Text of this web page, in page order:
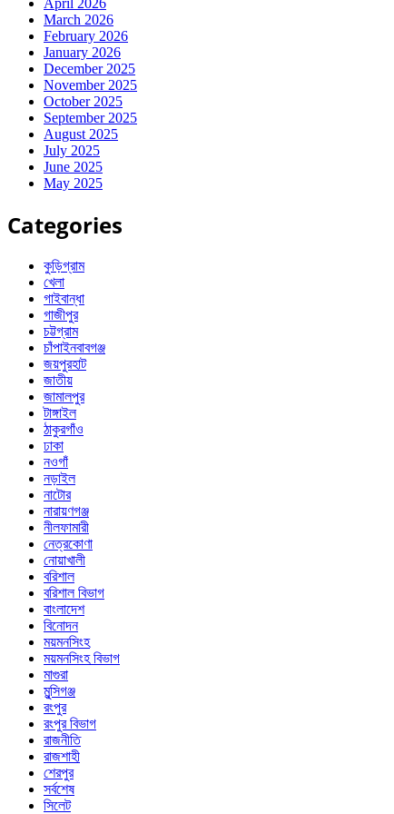
March 2026
February 2026
January 2026
December 2025
November 2025
October 2025
September 2025
August 2025
July 2025
June 2025
May 2025
Categories
কুড়িগ্রাম
খেলা
গাইবান্ধা
গাজীপুর
চট্টগ্রাম
চাঁপাইনবাবগঞ্জ
জয়পুরহাট
জাতীয়
জামালপুর
টাঙ্গাইল
ঠাকুরগাঁও
ঢাকা
নওগাঁ
নড়াইল
নাটোর
নারায়ণগঞ্জ
নীলফামারী
নেত্রকোণা
নোয়াখালী
বরিশাল
বরিশাল বিভাগ
বাংলাদেশ
বিনোদন
ময়মনসিংহ
ময়মনসিংহ বিভাগ
মাগুরা
মুন্সিগঞ্জ
রংপুর
রংপুর বিভাগ
রাজনীতি
রাজশাহী
শেরপুর
সর্বশেষ
সিলেট